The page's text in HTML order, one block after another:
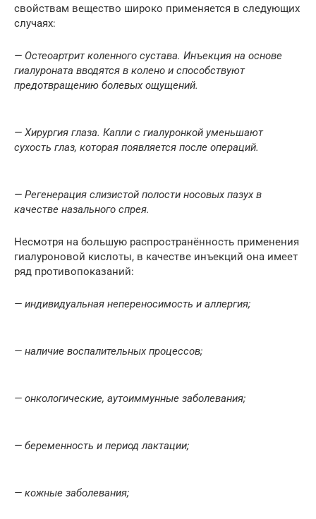
свойствам вещество широко применяется в следующих
случаях:
— Остеоартрит коленного сустава. Инъекция на основе
гиалуроната вводятся в колено и способствуют
предотвращению болевых ощущений.
— Хирургия глаза. Капли с гиалуронкой уменьшают
сухость глаз, которая появляется после операций.
— Регенерация слизистой полости носовых пазух в
качестве назального спрея.
Несмотря на большую распространённость применения
гиалуроновой кислоты, в качестве инъекций она имеет
ряд противопоказаний:
— индивидуальная непереносимость и аллергия;
— наличие воспалительных процессов;
— онкологические, аутоиммунные заболевания;
— беременность и период лактации;
— кожные заболевания;